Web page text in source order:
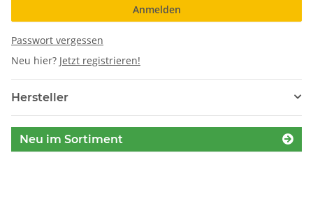
Anmelden
Passwort vergessen
Neu hier? Jetzt registrieren!
Hersteller
Neu im Sortiment